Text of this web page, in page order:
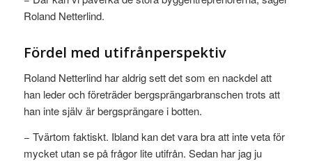
Roland Netterlind.
Fördel med utifrånperspektiv
Roland Netterlind har aldrig sett det som en nackdel att
han leder och företräder bergsprängarbranschen trots att
han inte själv är bergsprängare i botten.
− Tvärtom faktiskt. Ibland kan det vara bra att inte veta för
mycket utan se på frågor lite utifrån. Sedan har jag ju